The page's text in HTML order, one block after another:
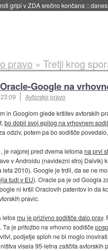
gripi v ZDA srečno končana ::
pravo » Tretji krog
Google na
Avtorsko pravo
in Googlom glede kršitev avtorskih
bo dobil svoj epilog na vrhovnem
odziv, potem pa bo sodišče
je najprej pred dvema letoma na prvi
v Androidu (navidezni stroj Dalvik)
2010). Google je trdil, da se ne
tudi v EU). Oracle pa je od Googla
ni kršil Oraclovih patentov in da
pravic.
letosmu je prizivno sodišče dalo prav.
je pritožbo na vrhovno sodišče
podjetje sploh ne bi moglo
visela 95-letna zaščita avtorskih